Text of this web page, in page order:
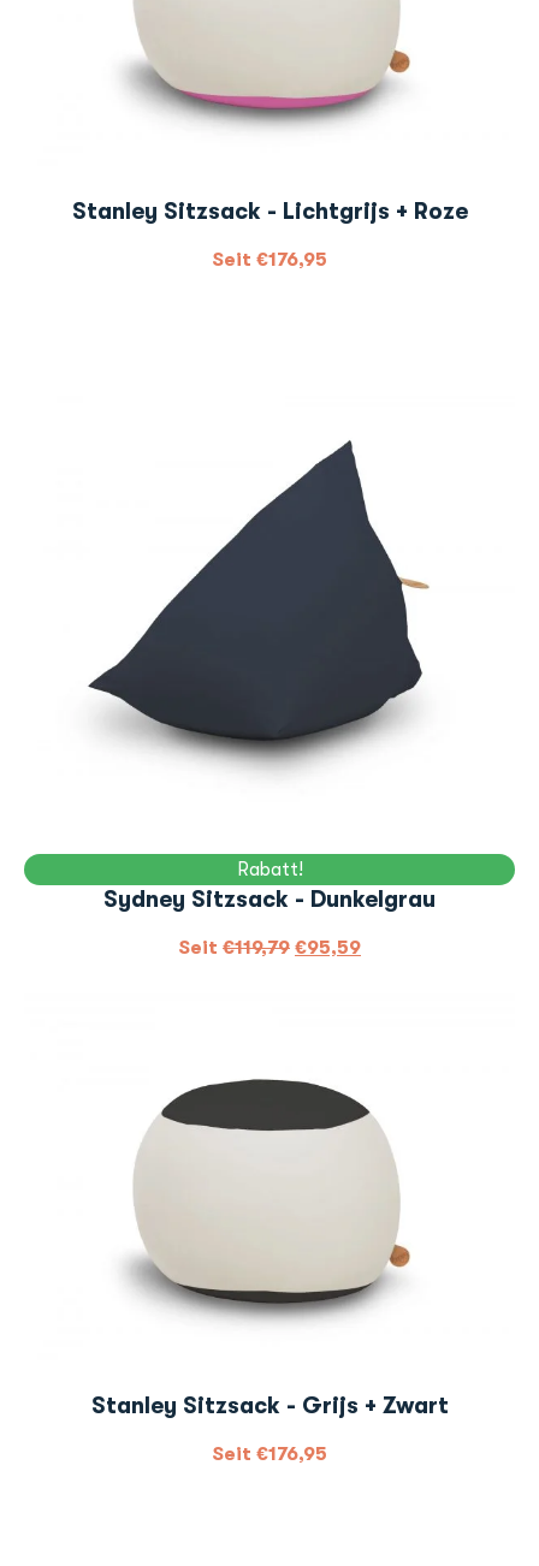
Stanley Sitzsack - Lichtgrijs + Roze
Seit €176,95
Rabatt!
Sydney Sitzsack - Dunkelgrau
Seit €119,79 €95,59
Stanley Sitzsack - Grijs + Zwart
Seit €176,95